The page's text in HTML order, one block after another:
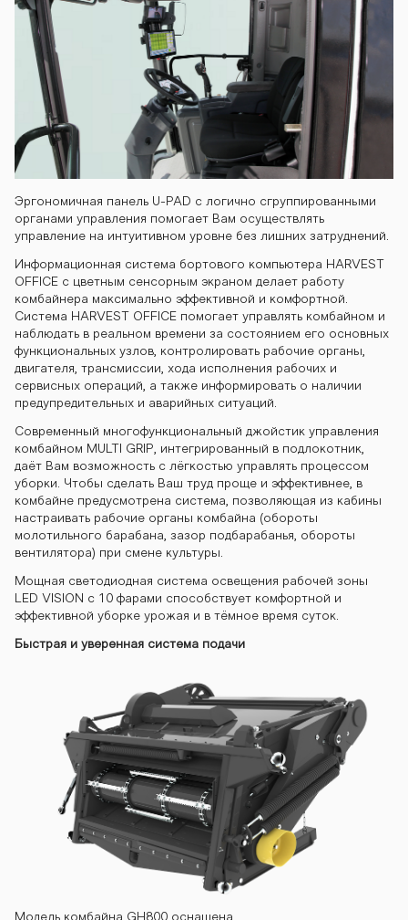
kombayn-gh8
10 kombayn-g
h810 kombayn
-gh810 komba
yn-gh810 kom
bayn-gh810 k
ombayn-gh81
0 kombayn-gh
810 kombayn-
gh810
Эргономичная панель U-PAD с логично сгруппированными
органами управления помогает Вам осуществлять
управление на интуитивном уровне без лишних затруднений.
Информационная система бортового компьютера HARVEST
OFFICE с цветным сенсорным экраном делает работу
комбайнера максимально эффективной и комфортной.
Система HARVEST OFFICE помогает управлять комбайном и
наблюдать в реальном времени за состоянием его основных
функциональных узлов, контролировать рабочие органы,
двигателя, трансмиссии, хода исполнения рабочих и
сервисных операций, а также информировать о наличии
предупредительных и аварийных ситуаций.
Современный многофункциональный джойстик управления
комбайном MULTI GRIP, интегрированный в подлокотник,
даёт Вам возможность с лёгкостью управлять процессом
уборки. Чтобы сделать Ваш труд проще и эффективнее, в
комбайне предусмотрена система, позволяющая из кабины
настраивать рабочие органы комбайна (обороты
молотильного барабана, зазор подбарабанья, обороты
вентилятора) при смене культуры.
Мощная светодиодная система освещения рабочей зоны
LED VISION с 10 фарами способствует комфортной и
эффективной уборке урожая и в тёмное время суток.
Быстрая и уверенная система подачи
Модель комбайна GH800 оснащена